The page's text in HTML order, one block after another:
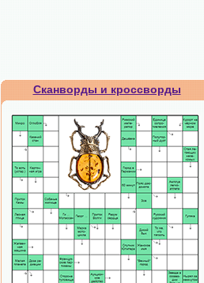
Сканворды и кроссворды